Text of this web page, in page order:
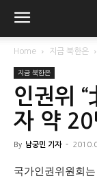
Home 지금 북한은
지금 북한은
인권위
자 약 20
By 남궁민 기자 -
국가인권위원회